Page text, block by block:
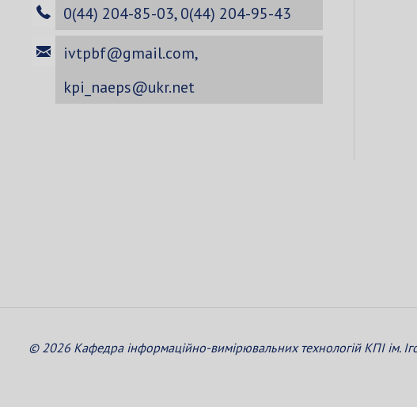
0(44) 204-85-03, 0(44) 204-95-43
ivtpbf@gmail.com,
kpi_naeps@ukr.net
© 2026 Кафедра інформаційно-вимірювальних технологій КПІ ім.